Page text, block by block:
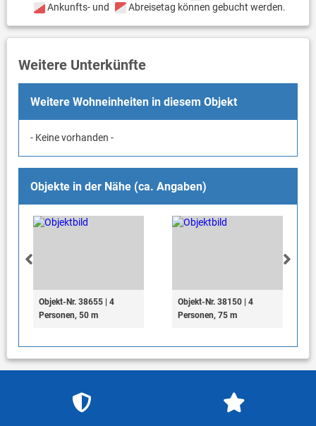
Ankunfts- und
Abreisetag können gebucht werden.
Weitere Unterkünfte
Weitere Wohneinheiten in diesem Objekt
- Keine vorhanden -
Objekte in der Nähe (ca. Angaben)
Objekt-Nr. 38655 | 4
Personen, 50 m
Objekt-Nr. 38150 | 4
Personen, 75 m